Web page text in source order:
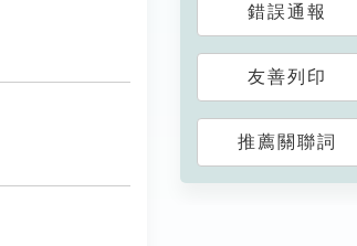
錯誤通報
友善列印
推薦關聯詞